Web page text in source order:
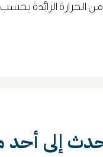
الزائدة بحسب
إلى أحد